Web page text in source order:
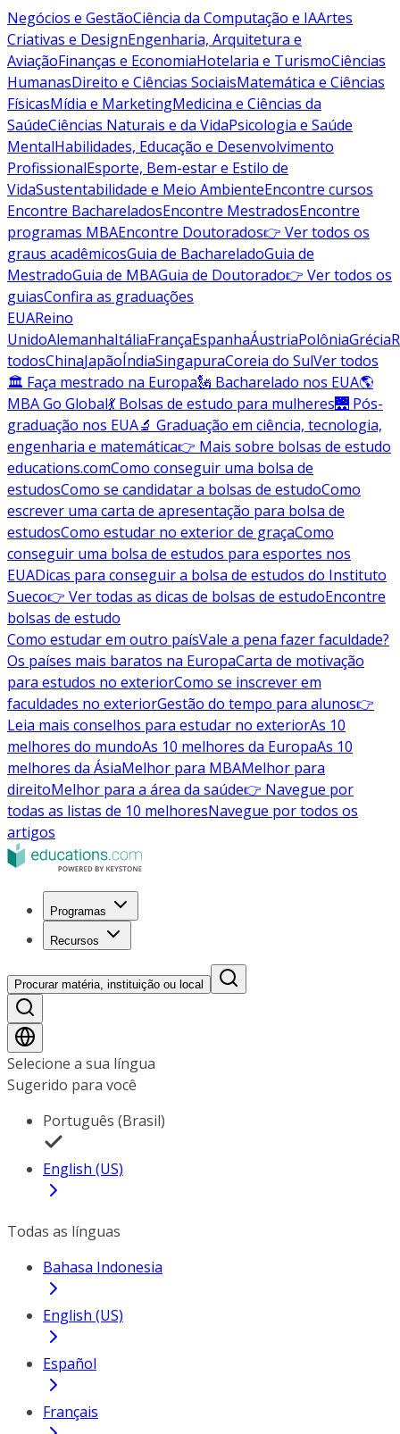
Negócios e GestãoCiência da Computação e IAArtes
Criativas e DesignEngenharia, Arquitetura e
AviaçãoFinanças e EconomiaHotelaria e TurismoCiências
HumanasDireito e Ciências SociaisMatemática e Ciências
FísicasMídia e MarketingMedicina e Ciências da
SaúdeCiências Naturais e da VidaPsicologia e Saúde
MentalHabilidades, Educação e Desenvolvimento
ProfissionalEsporte, Bem-estar e Estilo de
VidaSustentabilidade e Meio AmbienteEncontre cursos
Encontre BachareladosEncontre MestradosEncontre
programas MBAEncontre Doutorados👉 Ver todos os
graus acadêmicosGuia de BachareladoGuia de
MestradoGuia de MBAGuia de Doutorado👉 Ver todos os
guiasConfira as graduações
EUAReino
UnidoAlemanhaItáliaFrançaEspanhaÁustriaPolôniaGrécia
todosChinaJapãoÍndiaSingapuraCoreia do SulVer todos
🏛 Faça mestrado na Europa🗽 Bacharelado nos EUA🌎
MBA Go Global💃 Bolsas de estudo para mulheres🌉 Pós-
graduação nos EUA🔬 Graduação em ciência, tecnologia,
engenharia e matemática👉 Mais sobre bolsas de estudo
educations.comComo conseguir uma bolsa de
estudosComo se candidatar a bolsas de estudoComo
escrever uma carta de apresentação para bolsa de
estudosComo estudar no exterior de graçaComo
conseguir uma bolsa de estudos para esportes nos
EUADicas para conseguir a bolsa de estudos do Instituto
Sueco👉 Ver todas as dicas de bolsas de estudoEncontre
bolsas de estudo
Como estudar em outro paísVale a pena fazer faculdade?
Os países mais baratos na EuropaCarta de motivação
para estudos no exteriorComo se inscrever em
faculdades no exteriorGestão do tempo para alunos👉
Leia mais conselhos para estudar no exteriorAs 10
melhores do mundoAs 10 melhores da EuropaAs 10
melhores da ÁsiaMelhor para MBAMelhor para
direitoMelhor para a área da saúde👉 Navegue por
todas as listas de 10 melhoresNavegue por todos os
artigos
Programas
Recursos
Procurar matéria, instituição ou local
Selecione a sua língua
Sugerido para você
Português (Brasil)
English (US)
Todas as línguas
Bahasa Indonesia
English (US)
Español
Français